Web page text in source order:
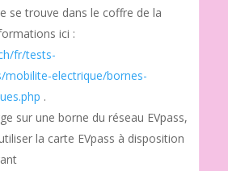
se trouve dans le coffre de la
ici :
fr/tests-
mobilite-electrique/bornes-
.
sur une borne du réseau EVpass,
la carte EVpass à disposition